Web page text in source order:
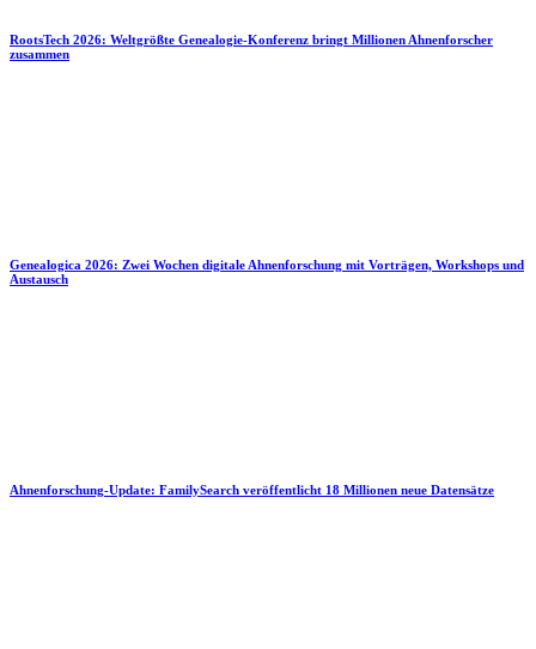
RootsTech 2026: Weltgrößte Genealogie-Konferenz bringt Millionen Ahnenforscher
zusammen
Genealogica 2026: Zwei Wochen digitale Ahnenforschung mit Vorträgen, Workshops und
Austausch
Ahnenforschung-Update: FamilySearch veröffentlicht 18 Millionen neue Datensätze